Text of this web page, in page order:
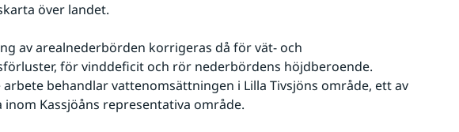
över landet.
av arealnederbörden korrigeras då för vät- och
för vinddeficit och rör nederbördens höjdberoende.
arbete behandlar vattenomsättningen i Lilla Tivsjöns område, ett av
Kassjöåns representativa område.